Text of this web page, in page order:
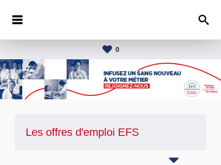
0
Les offres d'emploi EFS